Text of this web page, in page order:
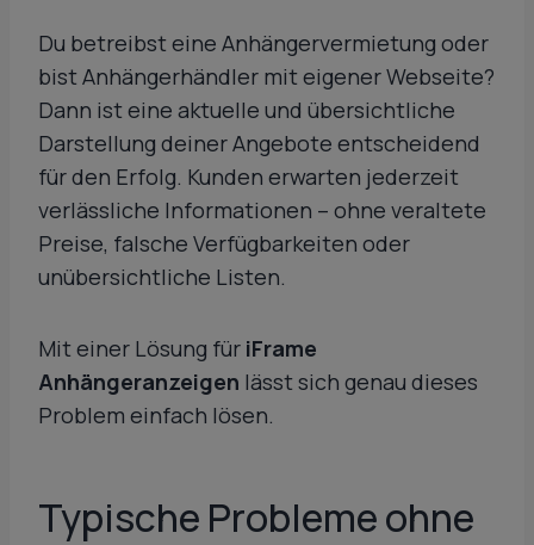
Du betreibst eine Anhängervermietung oder
bist Anhängerhändler mit eigener Webseite?
Dann ist eine aktuelle und übersichtliche
Darstellung deiner Angebote entscheidend
für den Erfolg. Kunden erwarten jederzeit
verlässliche Informationen – ohne veraltete
Preise, falsche Verfügbarkeiten oder
unübersichtliche Listen.
Mit einer Lösung für iFrame
Anhängeranzeigen lässt sich genau dieses
Problem einfach lösen.
Typische Probleme ohne